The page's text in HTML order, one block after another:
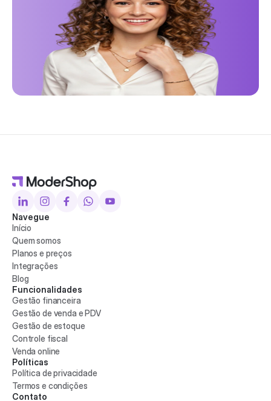
Navegue
Início
Quem somos
Planos e preços
Integrações
Blog
Funcionalidades
Gestão financeira
Gestão de venda e PDV
Gestão de estoque
Controle fiscal
Venda online
Políticas
Política de privacidade
Termos e condições
Contato